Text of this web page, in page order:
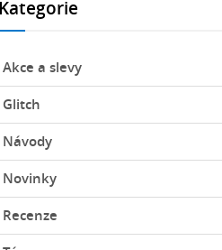
Kategorie
Akce a slevy
Glitch
Návody
Novinky
Recenze